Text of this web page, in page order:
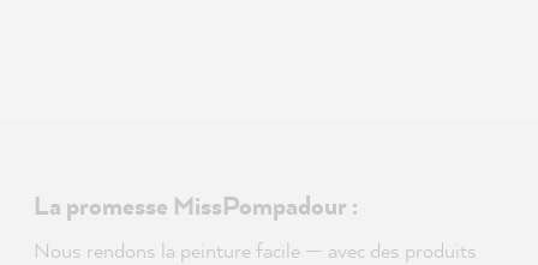
La promesse MissPompadour :
Nous rendons la peinture facile — avec des produits